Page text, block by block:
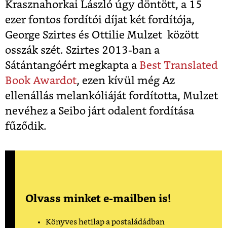
Krasznahorkai László úgy döntött, a 15
ezer fontos fordítói díjat két fordítója,
George Szirtes és Ottilie Mulzet között
osszák szét. Szirtes 2013-ban a
Sátántangóért megkapta a Best Translated
Book Awardot, ezen kívül még Az
ellenállás melankóliáját fordította, Mulzet
nevéhez a Seibo járt odalent fordítása
fűződik.
Olvass minket e-mailben is!
Könyves hetilap a postaládádban